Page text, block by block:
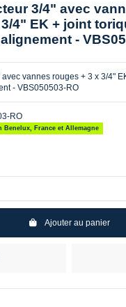
3/4" avec
4" EK + joint
-
vannes rouges + 3 x 3/4"
- VBS050503-RO
RO
France et Allemagne
Ajouter au panier